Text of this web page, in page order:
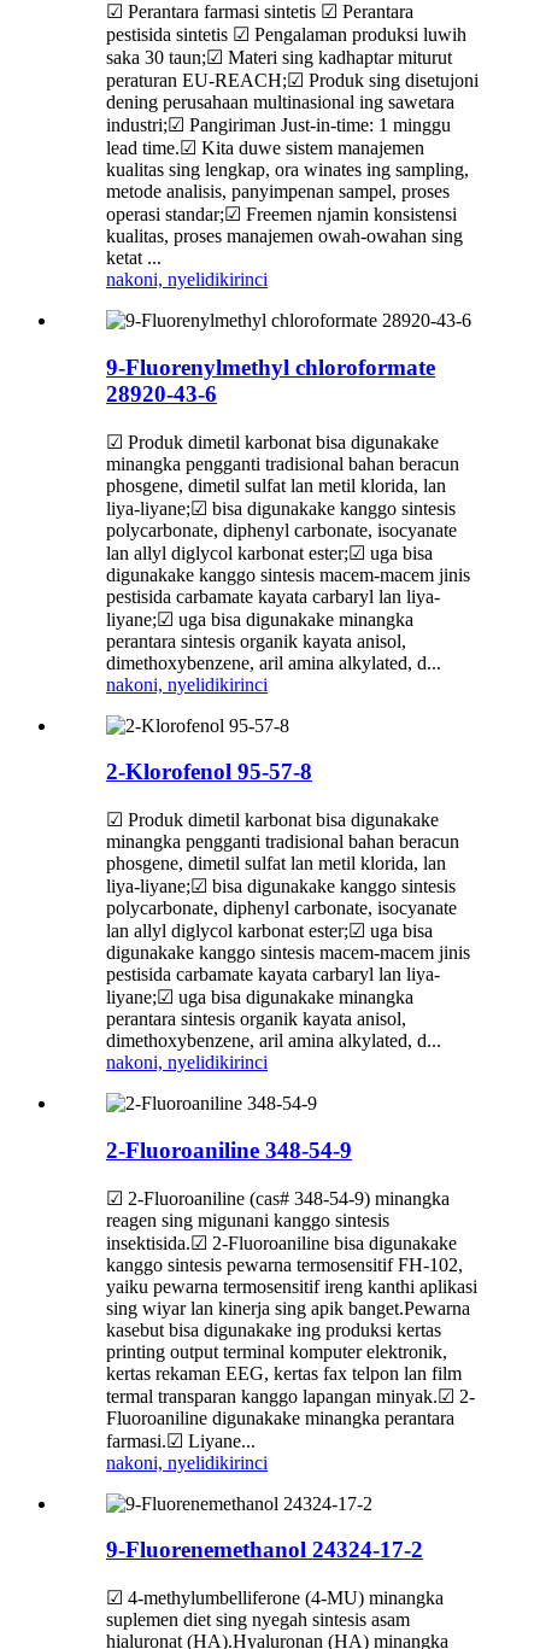
☑ Perantara farmasi sintetis ☑ Perantara
pestisida sintetis ☑ Pengalaman produksi luwih
saka 30 taun;☑ Materi sing kadhaptar miturut
peraturan EU-REACH;☑ Produk sing disetujoni
dening perusahaan multinasional ing sawetara
industri;☑ Pangiriman Just-in-time: 1 minggu
lead time.☑ Kita duwe sistem manajemen
kualitas sing lengkap, ora winates ing sampling,
metode analisis, panyimpenan sampel, proses
operasi standar;☑ Freemen njamin konsistensi
kualitas, proses manajemen owah-owahan sing
ketat ...
nakoni, nyelidikirinci
9-Fluorenylmethyl chloroformate
28920-43-6
☑ Produk dimetil karbonat bisa digunakake
minangka pengganti tradisional bahan beracun
phosgene, dimetil sulfat lan metil klorida, lan
liya-liyane;☑ bisa digunakake kanggo sintesis
polycarbonate, diphenyl carbonate, isocyanate
lan allyl diglycol karbonat ester;☑ uga bisa
digunakake kanggo sintesis macem-macem jinis
pestisida carbamate kayata carbaryl lan liya-
liyane;☑ uga bisa digunakake minangka
perantara sintesis organik kayata anisol,
dimethoxybenzene, aril amina alkylated, d...
nakoni, nyelidikirinci
2-Klorofenol 95-57-8
☑ Produk dimetil karbonat bisa digunakake
minangka pengganti tradisional bahan beracun
phosgene, dimetil sulfat lan metil klorida, lan
liya-liyane;☑ bisa digunakake kanggo sintesis
polycarbonate, diphenyl carbonate, isocyanate
lan allyl diglycol karbonat ester;☑ uga bisa
digunakake kanggo sintesis macem-macem jinis
pestisida carbamate kayata carbaryl lan liya-
liyane;☑ uga bisa digunakake minangka
perantara sintesis organik kayata anisol,
dimethoxybenzene, aril amina alkylated, d...
nakoni, nyelidikirinci
2-Fluoroaniline 348-54-9
☑ 2-Fluoroaniline (cas# 348-54-9) minangka
reagen sing migunani kanggo sintesis
insektisida.☑ 2-Fluoroaniline bisa digunakake
kanggo sintesis pewarna termosensitif FH-102,
yaiku pewarna termosensitif ireng kanthi aplikasi
sing wiyar lan kinerja sing apik banget.Pewarna
kasebut bisa digunakake ing produksi kertas
printing output terminal komputer elektronik,
kertas rekaman EEG, kertas fax telpon lan film
termal transparan kanggo lapangan minyak.☑ 2-
Fluoroaniline digunakake minangka perantara
farmasi.☑ Liyane...
nakoni, nyelidikirinci
9-Fluorenemethanol 24324-17-2
☑ 4-methylumbelliferone (4-MU) minangka
suplemen diet sing nyegah sintesis asam
hialuronat (HA).Hyaluronan (HA) minangka